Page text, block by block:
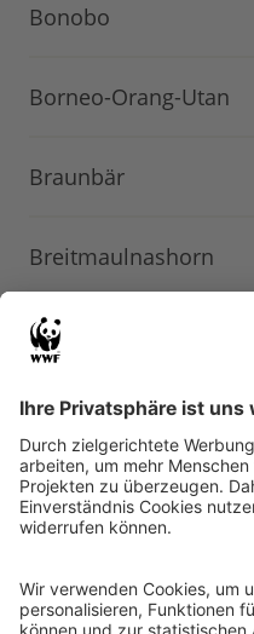
Bonobo
Borneo-Orang-Utan
Braunbär
Breitmaulnashorn
Brillenbär
Brydewal
Buckelwal
Butterfisch